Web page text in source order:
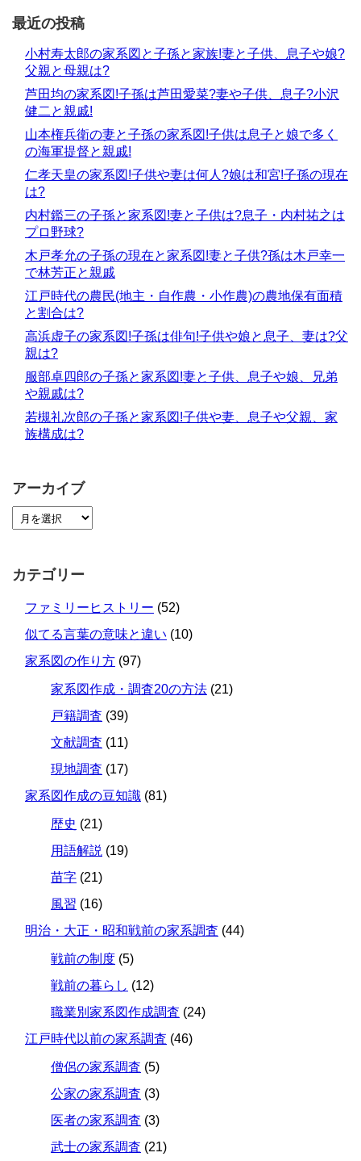
最近の投稿
小村寿太郎の家系図と子孫と家族!妻と子供、息子や娘?
父親と母親は?
芦田均の家系図!子孫は芦田愛菜?妻や子供、息子?小沢
健二と親戚!
山本権兵衛の妻と子孫の家系図!子供は息子と娘で多く
の海軍提督と親戚!
仁孝天皇の家系図!子供や妻は何人?娘は和宮!子孫の現在
は?
内村鑑三の子孫と家系図!妻と子供は?息子・内村祐之は
プロ野球?
木戸孝允の子孫の現在と家系図!妻と子供?孫は木戸幸一
で林芳正と親戚
江戸時代の農民(地主・自作農・小作農)の農地保有面積
と割合は?
高浜虚子の家系図!子孫は俳句!子供や娘と息子、妻は?父
親は?
服部卓四郎の子孫と家系図!妻と子供、息子や娘、兄弟
や親戚は?
若槻礼次郎の子孫と家系図!子供や妻、息子や父親、家
族構成は?
アーカイブ
カテゴリー
ファミリーヒストリー (52)
似てる言葉の意味と違い (10)
家系図の作り方 (97)
家系図作成・調査20の方法 (21)
戸籍調査 (39)
文献調査 (11)
現地調査 (17)
家系図作成の豆知識 (81)
歴史 (21)
用語解説 (19)
苗字 (21)
風習 (16)
明治・大正・昭和戦前の家系調査 (44)
戦前の制度 (5)
戦前の暮らし (12)
職業別家系図作成調査 (24)
江戸時代以前の家系調査 (46)
僧侶の家系調査 (5)
公家の家系調査 (3)
医者の家系調査 (3)
武士の家系調査 (21)